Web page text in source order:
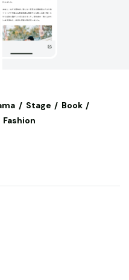
Stage
Book
Fashion